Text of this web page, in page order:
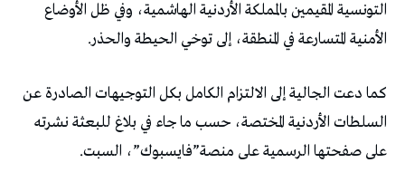
التونسية المقيمين بالمملكة الأردنية الهاشمية، وفي ظل الأوضاع
الأمنية المتسارعة في المنطقة، إلى توخي الحيطة والحذر.
كما دعت الجالية إلى الالتزام الكامل بكل التوجيهات الصادرة عن
السلطات الأردنية المختصة، حسب ما جاء في بلاغ للبعثة نشرته
على صفحتها الرسمية على منصة”فايسبوك”، السبت.